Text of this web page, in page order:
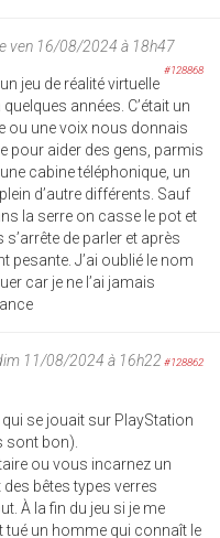
ven 16/08/2024 à 18h47
#128868
jeu de réalité virtuelle
quelques années. C’était un
ou une voix nous donnais
pour aider des gens, parmis
cabine téléphonique, un
d’autre différents. Sauf
la serre on casse le pot et
s’arrête de parler et après
pesante. J’ai oublié le nom
car je ne l’ai jamais
11/08/2024 à 16h22 #128862
se jouait sur PlayStation
sont bon).
ou vous incarnez un
bêtes types verres
À la fin du jeu si je me
tué un homme qui connaît le